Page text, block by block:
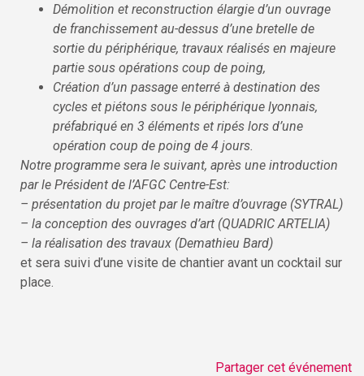
Démolition et reconstruction élargie d’un ouvrage
de franchissement au-dessus d’une bretelle de
sortie du périphérique, travaux réalisés en majeure
partie sous opérations coup de poing,
Création d’un passage enterré à destination des
cycles et piétons sous le périphérique lyonnais,
préfabriqué en 3 éléments et ripés lors d’une
opération coup de poing de 4 jours.
Notre programme sera le suivant, après une introduction
par le Président de l’AFGC Centre-Est:
– présentation du projet par le maître d’ouvrage (SYTRAL)
– la conception des ouvrages d’art (QUADRIC ARTELIA)
– la réalisation des travaux (Demathieu Bard)
et sera suivi d’une visite de chantier avant un cocktail sur
place.
Partager cet événement